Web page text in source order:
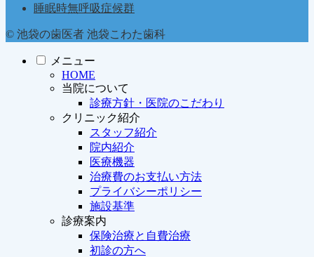
睡眠時無呼吸症候群
© 池袋の歯医者 池袋こわた歯科
メニュー
HOME
当院について
診療方針・医院のこだわり
クリニック紹介
スタッフ紹介
院内紹介
医療機器
治療費のお支払い方法
プライバシーポリシー
施設基準
診療案内
保険治療と自費治療
初診の方へ